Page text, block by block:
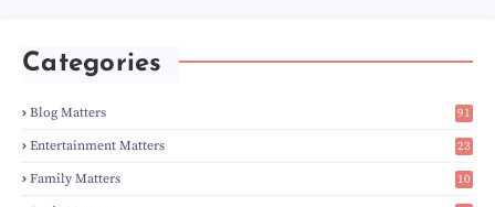
►
►Apr(3)
►Feb(6)
►Jan(8)
►2023(224)
►Dec(5)
►Nov (28)
Categories
Blog Matters
91
1
Entertainment Matters
23
2
Family Matters
10
15